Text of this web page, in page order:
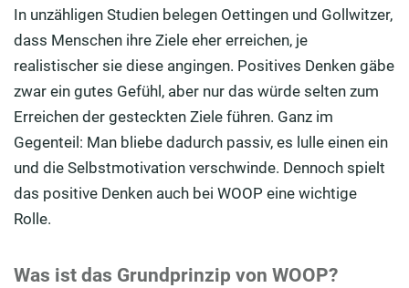
In unzähligen Studien belegen Oettingen und Gollwitzer,
dass Menschen ihre Ziele eher erreichen, je
realistischer sie diese angingen. Positives Denken gäbe
zwar ein gutes Gefühl, aber nur das würde selten zum
Erreichen der gesteckten Ziele führen. Ganz im
Gegenteil: Man bliebe dadurch passiv, es lulle einen ein
und die Selbstmotivation verschwinde. Dennoch spielt
das positive Denken auch bei WOOP eine wichtige
Rolle.
Was ist das Grundprinzip von WOOP?